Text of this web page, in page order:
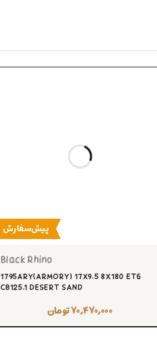
پیش‌سفارش
Black Rhino
1795ARY(ARMORY) 17X9.5 8X180 ET6
CB125.1 DESERT SAND
۷۰,۴۷۰,۰۰۰تومان